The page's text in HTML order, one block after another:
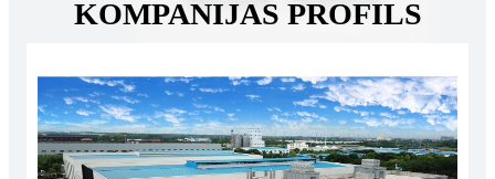
KOMPANIJAS PROFILS